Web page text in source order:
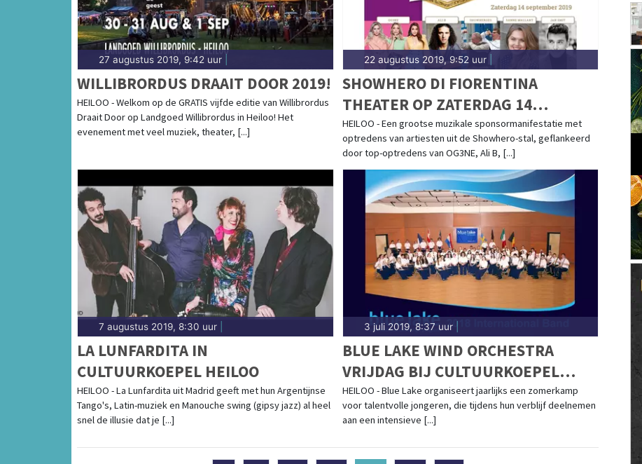
27 augustus 2019, 9:42 uur
WILLIBRORDUS DRAAIT DOOR 2019!
HEILOO - Welkom op de GRATIS vijfde editie van Willibrordus
Draait Door op Landgoed Willibrordus in Heiloo! Het
evenement met veel muziek, theater, [...]
22 augustus 2019, 9:52 uur|
SHOWHERO DI FIORENTINA
THEATER OP ZATERDAG 14
SEPTEMBER
HEILOO - Een grootse muzikale sponsormanifestatie met
optredens van artiesten uit de Showhero-stal, geflankeerd
door top-optredens van OG3NE, Ali B, [...]
7 augustus 2019, 8:30 uur
LA LUNFARDITA IN
CULTUURKOEPEL HEILOO
HEILOO - La Lunfardita uit Madrid geeft met hun Argentijnse
Tango's, Latin-muziek en Manouche swing (gipsy jazz) al heel
snel de illusie dat je [...]
3 juli 2019, 8:37 uur|
BLUE LAKE WIND ORCHESTRA
VRIJDAG BIJ CULTUURKOEPEL
HEILOO
HEILOO - Blue Lake organiseert jaarlijks een zomerkamp
voor talentvolle jongeren, die tijdens hun verblijf deelnemen
aan een intensieve [...]